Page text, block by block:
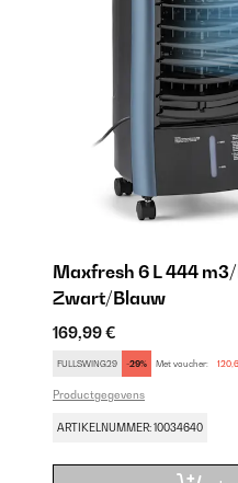
Maxfresh 6 L 444
Zwart/Blauw
169,99 €
FULLSWING29 -29% Met voucher:
Productgegevens
ARTIKELNUMMER: 10034640